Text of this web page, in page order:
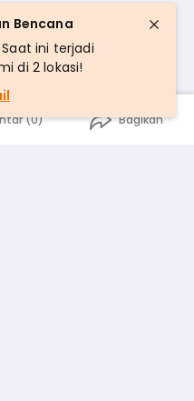
(0) Bagikan
Bencana
ini terjadi
di 2 lokasi!